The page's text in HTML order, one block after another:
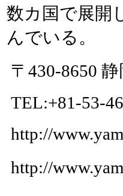
数カ国で展開
んでいる。
〒430-8650
TEL:+81-53-
http://
http://